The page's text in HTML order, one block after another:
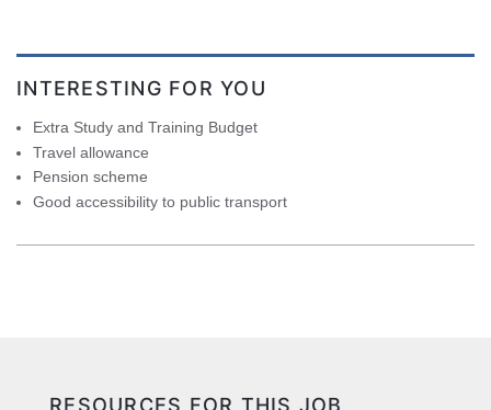
INTERESTING FOR YOU
Extra Study and Training Budget
Travel allowance
Pension scheme
Good accessibility to public transport
RESOURCES FOR THIS JOB